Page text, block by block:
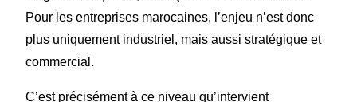
Pour les entreprises marocaines, l’enjeu n’est donc
plus uniquement industriel, mais aussi stratégique et
commercial.
C’est précisément à ce niveau qu’intervient